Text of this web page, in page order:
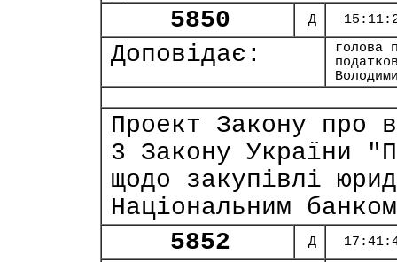
5850
Д
Доповідає:
голова
Проект Закону про
3 Закону України
щодо закупівлі
Національним
5852
Д